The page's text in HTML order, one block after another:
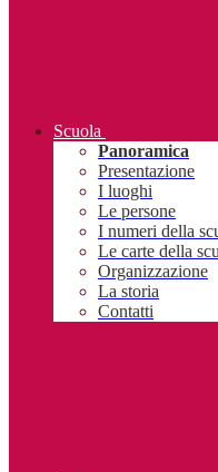
Scuola
Panoramica
Presentazione
I luoghi
Le persone
I numeri della
Le carte della
Organizzazione
La storia
Contatti